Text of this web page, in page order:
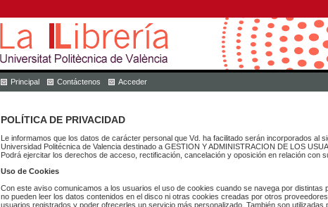
Principal Contáctenos Acceder
POLÍTICA DE PRIVACIDAD
Le informamos que los datos de carácter personal que Vd. ha facilitado serán incorporados al
Universidad Politécnica de Valencia destinado a GESTION Y ADMINISTRACION DE LOS
Podrá ejercitar los derechos de acceso, rectificación, cancelación y oposición en relación con
Uso de Cookies
Con este aviso comunicamos a los usuarios el uso de cookies cuando se navega por
no pueden leer los datos contenidos en el disco ni otras cookies creadas por otros
usuarios registrados y poder ofrecerles un servicio más personalizado. También son